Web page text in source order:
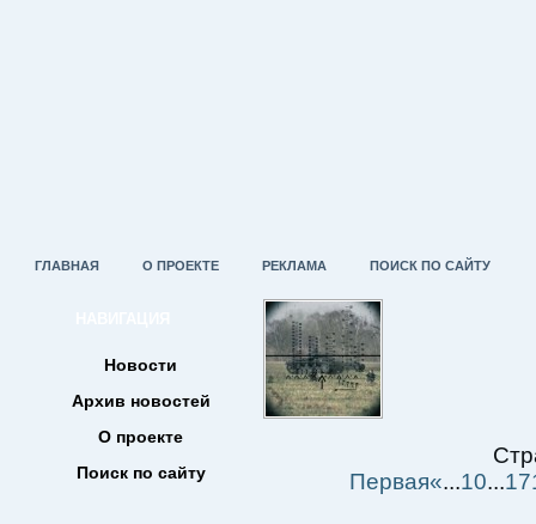
ГЛАВНАЯ О ПРОЕКТЕ РЕКЛАМА ПОИСК ПО САЙТУ
Новости
Архив новостей
О проекте
Поиск по сайту
Первая«...10...17